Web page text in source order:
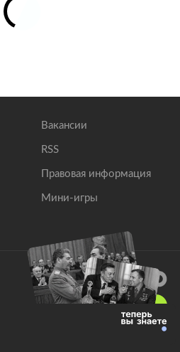
Вакансии
RSS
Правовая информация
Мини-игры
Все права защищены.